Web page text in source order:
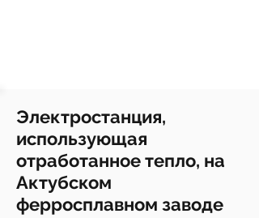
Электростанция,
использующая
отработанное тепло, на
Актубском
ферросплавном заводе